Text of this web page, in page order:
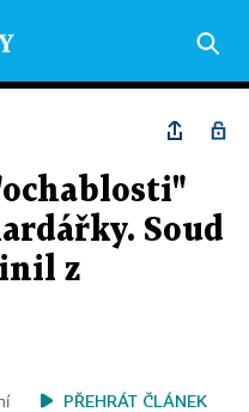
Soud
z
PŘEHRÁT ČLÁNEK